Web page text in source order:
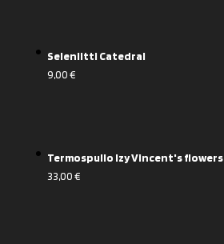
Seleniitti Catedral
9,00€
Termospullo Izy Vincent's flowers
33,00€